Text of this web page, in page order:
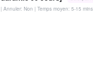
Annuler: Non | Temps moyen: 5-15